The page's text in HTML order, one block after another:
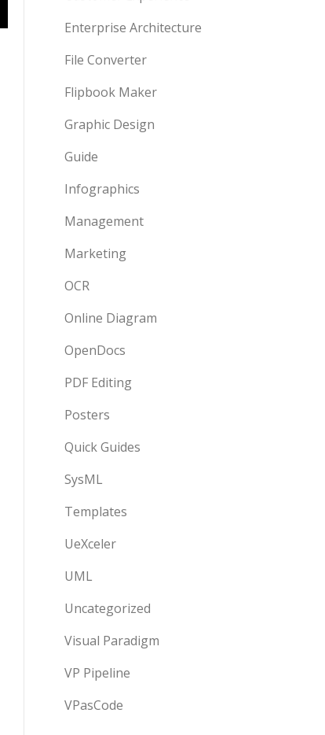
Enterprise Architecture
File Converter
Flipbook Maker
Graphic Design
Guide
Infographics
Management
Marketing
OCR
Online Diagram
OpenDocs
PDF Editing
Posters
Quick Guides
SysML
Templates
UeXceler
UML
Uncategorized
Visual Paradigm
VP Pipeline
VPasCode